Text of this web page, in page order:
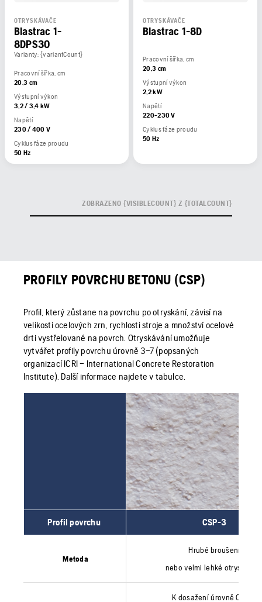
OTRYSKÁVAČE
Blastrac 1-
8DPS30
Varianty: {variantCount}
Pracovní šířka, cm
20,3 cm
Výstupní výkon
3,2 / 3,4 kW
Napětí
230 / 400 V
Cyklus fáze proudu
50 Hz
OTRYSKÁVAČE
Blastrac 1-8D
Pracovní šířka, cm
20,3 cm
Výstupní výkon
2,2 kW
Napětí
220-230 V
Cyklus fáze proudu
50 Hz
ZOBRAZENO {VISIBLECOUNT} Z {TOTALCOUNT}
PROFILY POVRCHU BETONU (CSP)
Profil, který zůstane na povrchu po otryskání, závisí na
velikosti ocelových zrn, rychlosti stroje a množství ocelové
drti vystřelované na povrch. Otryskávání umožňuje
vytvářet profily povrchu úrovně 3–7 (popsaných
organizací ICRI – International Concrete Restoration
Institute). Další informace najdete v tabulce.
Profil povrchu CSP-3
Metoda
Hrubé broušení
nebo velmi lehké
K dosažení úrovně CSP-3